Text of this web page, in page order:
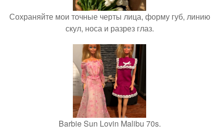
Сохраняйте мои точные черты лица, форму губ, линию
скул, носа и разрез глаз.
Barbie Sun Lovin Malibu 70s.